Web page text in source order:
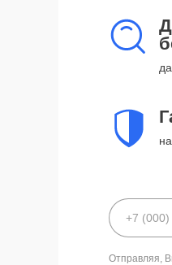
Отправляя,